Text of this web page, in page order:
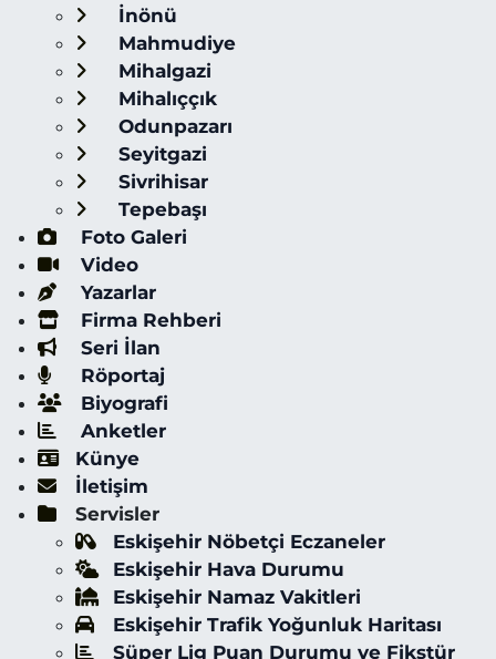
İnönü
Mahmudiye
Mihalgazi
Mihalıççık
Odunpazarı
Seyitgazi
Sivrihisar
Tepebaşı
Foto Galeri
Video
Yazarlar
Firma Rehberi
Seri İlan
Röportaj
Biyografi
Anketler
Künye
İletişim
Servisler
Eskişehir Nöbetçi Eczaneler
Eskişehir Hava Durumu
Eskişehir Namaz Vakitleri
Eskişehir Trafik Yoğunluk Haritası
Süper Lig Puan Durumu ve Fikstür